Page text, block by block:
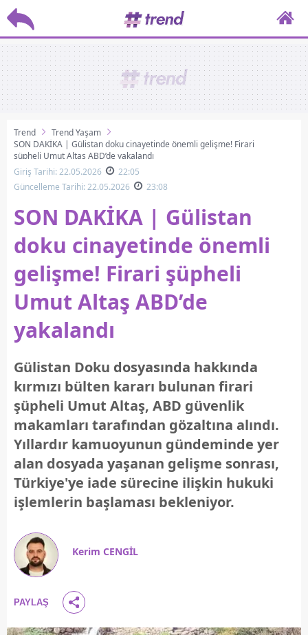
Trend
Trend Yaşam
SON DAKİKA | Gülistan doku cinayetinde önemli gelişme! Firari
şüpheli Umut Altaş ABD’de yakalandı
Giriş Tarihi: 22.05.2026
22:05
Güncelleme Tarihi: 22.05.2026
23:08
SON DAKİKA | Gülistan
doku cinayetinde önemli
gelişme! Firari şüpheli
Umut Altaş ABD’de
yakalandı
Gülistan Doku dosyasında hakkında
kırmızı bülten kararı bulunan firari
şüpheli Umut Altaş, ABD güvenlik
makamları tarafından gözaltına alındı.
Yıllardır kamuoyunun gündeminde yer
alan dosyada yaşanan gelişme sonrası,
Türkiye'ye iade sürecine ilişkin hukuki
işlemlerin başlaması bekleniyor.
Kerim CENGİL
PAYLAŞ